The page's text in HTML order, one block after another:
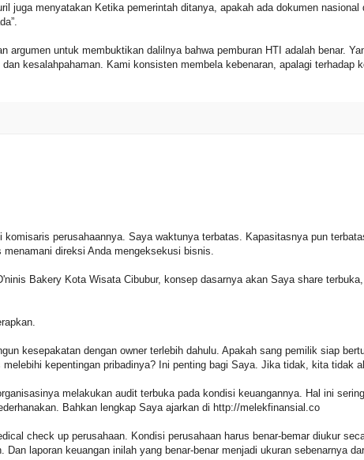
juga menyatakan Ketika pemerintah ditanya, apakah ada dokumen
argumen untuk membuktikan dalilnya bahwa pemburan HTI adalah benar.
kesalahpahaman. Kami konsisten membela kebenaran, apalagi terhadap
perusahaannya. Saya waktunya terbatas. Kapasitasnya pun
direksi Anda mengeksekusi bisnis.
Bakery Kota Wisata Cibubur, konsep dasarnya akan Saya share
kesepakatan dengan owner terlebih dahulu. Apakah sang pemilik siap
kepentingan pribadinya? Ini penting bagi Saya. Jika tidak, kita tidak
melakukan audit terbuka pada kondisi keuangannya. Hal ini
Bahkan lengkap Saya ajarkan di http://melekfinansial.co
check up perusahaan. Kondisi perusahaan harus benar-bemar diukur
Dan laporan keuangan inilah yang benar-benar menjadi ukuran sebenarnya